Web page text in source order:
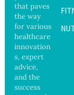
that paves
the way
for various
healthcare
innovation
s, expert
advice,
and the
success